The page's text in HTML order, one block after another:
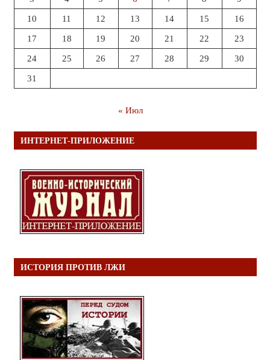
10 11 12 13 14 15 16
17 18 19 20 21 22 23
24 25 26 27 28 29 30
31
« Июл
ИНТЕРНЕТ-ПРИЛОЖЕНИЕ
ИСТОРИЯ ПРОТИВ ЛЖИ